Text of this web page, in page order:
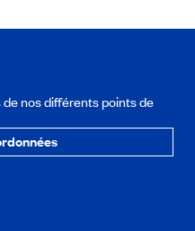
nos différents points de